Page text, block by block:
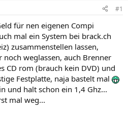
#1
für nen eigenen Compi
mal ein System bei brack.ch
zusammenstellen lassen,
weglassen, auch Brenner
CD rom (brauch kein DVD) und
Festplatte, naja bastelt mal
und halt schon ein 1,4 Ghz...
mal weg...